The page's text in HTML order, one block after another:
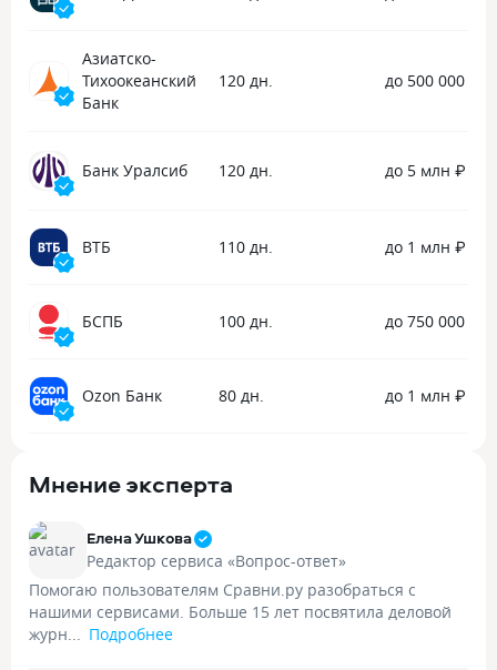
Азиатско-
Тихоокеанский
Банк
120 дн. до 500 000 ₽
Банк Уралсиб 120 дн. до 5 млн ₽
ВТБ 110 дн. до 1 млн ₽
БСПБ 100 дн. до 750 000 ₽
Ozon Банк 80 дн. до 1 млн ₽
Мнение эксперта
Елена Ушкова
Редактор сервиса «Вопрос-ответ»
Помогаю пользователям Сравни.ру разобраться с
нашими сервисами. Больше 15 лет посвятила деловой
журн...
Подробнее